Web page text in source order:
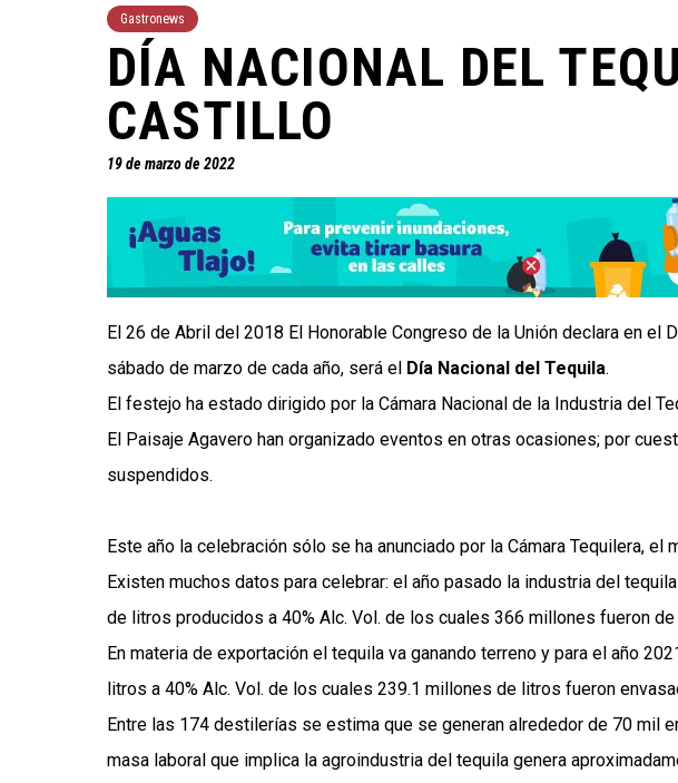
Gastronews
DÍA NACIONAL DEL
CASTILLO
19 de marzo de 2022
El 26 de Abril del 2018 El Honorable Congreso de la Unión declara en el
sábado de marzo de cada año, será el Día Nacional del Tequila.
El festejo ha estado dirigido por la Cámara Nacional de la Industria del
El Paisaje Agavero han organizado eventos en otras ocasiones; por
suspendidos.
Este año la celebración sólo se ha anunciado por la Cámara Tequilera, el
Existen muchos datos para celebrar: el año pasado la industria del
de litros producidos a 40% Alc. Vol. de los cuales 366 millones fueron de
En materia de exportación el tequila va ganando terreno y para el año
litros a 40% Alc. Vol. de los cuales 239.1 millones de litros fueron
Entre las 174 destilerías se estima que se generan alrededor de 70 mil
masa laboral que implica la agroindustria del tequila genera